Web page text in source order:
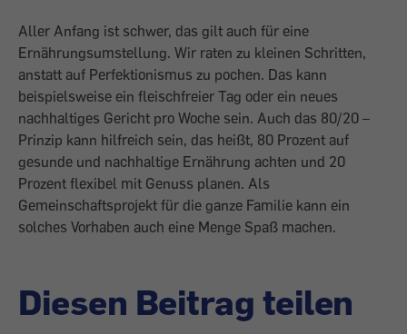
Aller Anfang ist schwer, das gilt auch für eine
Ernährungsumstellung. Wir raten zu kleinen Schritten,
anstatt auf Perfektionismus zu pochen. Das kann
beispielsweise ein fleischfreier Tag oder ein neues
nachhaltiges Gericht pro Woche sein. Auch das 80/20 –
Prinzip kann hilfreich sein, das heißt, 80 Prozent auf
gesunde und nachhaltige Ernährung achten und 20
Prozent flexibel mit Genuss planen. Als
Gemeinschaftsprojekt für die ganze Familie kann ein
solches Vorhaben auch eine Menge Spaß machen.
Diesen Beitrag teilen